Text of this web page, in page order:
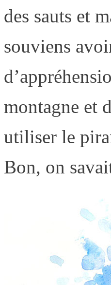
des sauts et
souviens
montagne et
utiliser le
Bon, on